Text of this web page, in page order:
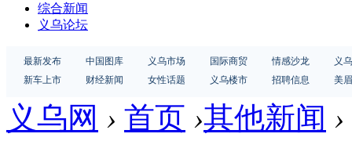
综合新闻
义乌论坛
最新发布 中国图库 义乌市场 国际商贸 情感沙龙
义
新车上市
财经新闻 女性话题 义乌楼市 招聘信息 美
义乌网 › 首页 ›其他新闻 ›